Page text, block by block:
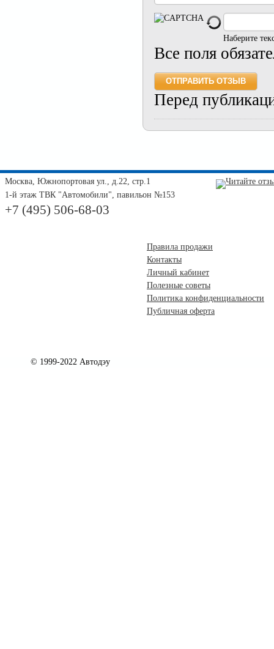
Наберите
Все поля
Перед
Москва, Южнопортовая ул., д.22, стр.1
1-й этаж ТВК "Автомобили", павильон №153
+7 (495) 506-68-03
Правила продажи
Контакты
Личный кабинет
Полезные советы
Политика конфиденциальности
Публичная оферта
© 1999-2022 Автодэу